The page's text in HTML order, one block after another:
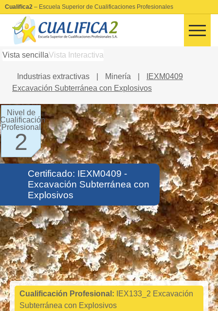
Cualifica2 – Escuela Superior de Cualificaciones Profesionales
Vista sencillaVista Interactiva
Industrias extractivas Minería
IEXM0409
Excavación Subterránea con Explosivos
Nivel de
Cualificación
Profesional
2
Certificado: IEXM0409 -
Excavación Subterránea con
Explosivos
Industrias
extractivas
Cualificación Profesional:
IEX133_2 Excavación
Subterránea con Explosivos